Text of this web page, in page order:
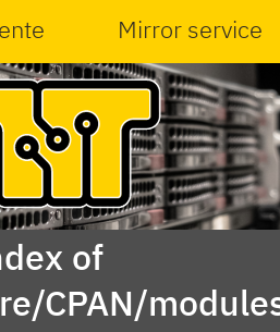
Mirror service
of
CPAN/